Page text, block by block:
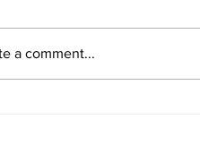
a comment...